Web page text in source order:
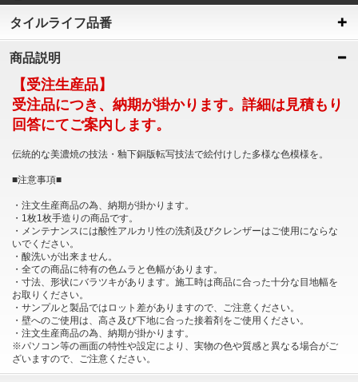
タイルライフ品番
商品説明
【受注生産品】
受注品につき、納期が掛かります。詳細は見積もり
回答にてご案内します。
伝統的な美濃焼の技法・釉下銅版転写技法で絵付けした多様な色模様を。
■注意事項■
・注文生産商品の為、納期が掛かります。
・1枚1枚手造りの商品です。
・メンテナンスには酸性アルカリ性の洗剤及びクレンザーはご使用にならな
いでください。
・酸洗いが出来ません。
・全ての商品に特有の色ムラと色幅があります。
・寸法、形状にバラツキがあります。施工時は商品に合った十分な目地幅を
お取りください。
・サンプルと製品ではロット差がありますので、ご注意ください。
・壁へのご使用は、高さ及び下地に合った接着剤をご使用ください。
・注文生産商品の為、納期が掛かります。
※パソコン等の画面の特性や設定により、実物の色や質感と異なる場合がご
ざいますので、ご注意ください。